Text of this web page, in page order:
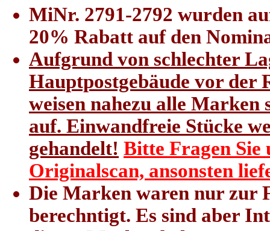
MiNr. 2791-2792 wurden
20% Rabatt auf den
Aufgrund von schlechter
Hauptpostgebäude vor der
weisen nahezu alle Marken
auf. Einwandfreie Stücke
gehandelt! Bitte Fragen Sie
Originalscan, ansonsten
Die Marken waren nur zur
berechntigt. Es sind aber